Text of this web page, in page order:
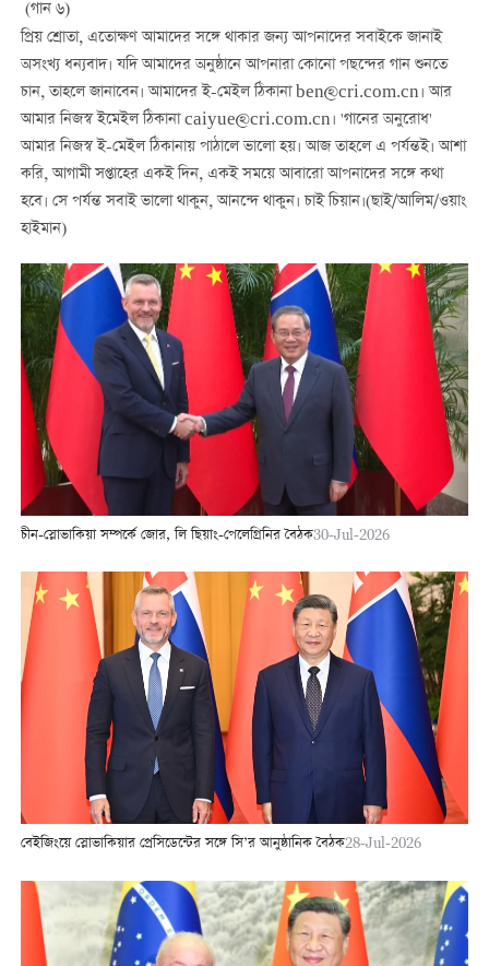
(গান ৬)
প্রিয় শ্রোতা, এতোক্ষণ আমাদের সঙ্গে থাকার জন্য আপনাদের সবাইকে জানাই
অসংখ্য ধন্যবাদ। যদি আমাদের অনুষ্ঠানে আপনারা কোনো পছন্দের গান শুনতে
চান, তাহলে জানাবেন। আমাদের ই-মেইল ঠিকানা ben@cri.com.cn। আর
আমার নিজস্ব ইমেইল ঠিকানা caiyue@cri.com.cn। 'গানের অনুরোধ'
আমার নিজস্ব ই-মেইল ঠিকানায় পাঠালে ভালো হয়। আজ তাহলে এ পর্যন্তই। আশা
করি, আগামী সপ্তাহের একই দিন, একই সময়ে আবারো আপনাদের সঙ্গে কথা
হবে। সে পর্যন্ত সবাই ভালো থাকুন, আনন্দে থাকুন। চাই চিয়ান।(ছাই/আলিম/ওয়াং
হাইমান)
চীন-স্লোভাকিয়া সম্পর্কে জোর, লি ছিয়াং-পেলেগ্রিনির বৈঠক30-Jul-2026
বেইজিংয়ে স্লোভাকিয়ার প্রেসিডেন্টের সঙ্গে সি’র আনুষ্ঠানিক বৈঠক28-Jul-2026